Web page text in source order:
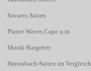
Savarez Saiten
Planet Waves Capo u.m.
Musik-Ratgeber
Hannabach-Saiten im Vergleich